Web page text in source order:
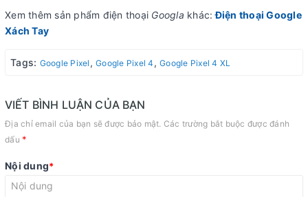
Xem thêm sản phẩm điện thoại Googla khác: Điện thoại Google
Xách Tay
Tags: Google Pixel , Google Pixel 4 , Google Pixel 4 XL
VIẾT BÌNH LUẬN CỦA BẠN
Địa chỉ email của bạn sẽ được bảo mật. Các trường bắt buộc được đánh
dấu *
Nội dung*